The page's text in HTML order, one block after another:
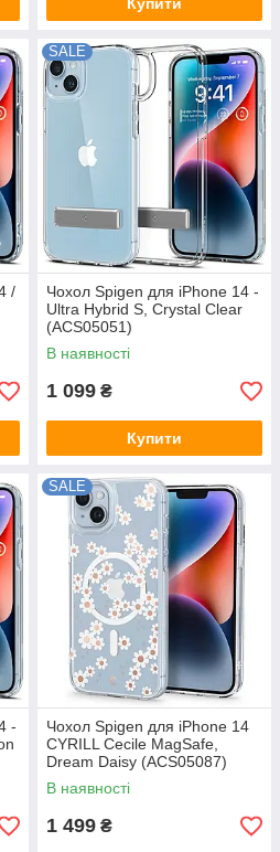
/
SALE
Чохол Spigen для iPhone 14 -
Ultra Hybrid S, Crystal Clear
(ACS05051)
В наявності
1 099 ₴
Купити
-
SALE
Чохол Spigen для iPhone 14
CYRILL Cecile MagSafe,
Dream Daisy (ACS05087)
В наявності
1 499 ₴